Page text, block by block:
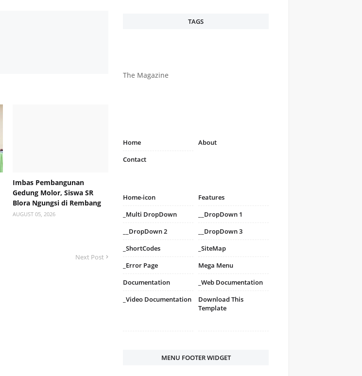
Imbas Pembangunan
Gedung Molor, Siswa SR
Blora Ngungsi di Rembang
AUGUST 05, 2026
Next Post
TAGS
The Magazine
Home
About
Contact
Home-icon
Features
_Multi DropDown
__DropDown 1
__DropDown 2
__DropDown 3
_ShortCodes
_SiteMap
_Error Page
Mega Menu
Documentation
_Web Documentation
_Video Documentation
Download This
Template
MENU FOOTER WIDGET